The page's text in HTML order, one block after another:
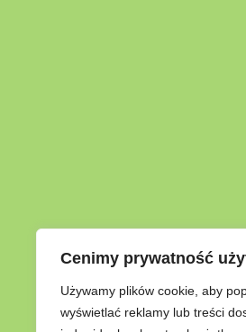
Cenimy prywatność
Używamy plików cookie, aby
wyświetlać reklamy lub treści